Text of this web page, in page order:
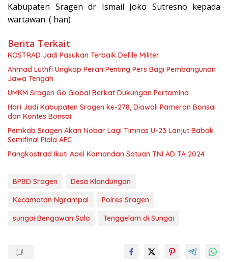
Kabupaten Sragen dr Ismail Joko Sutresno kepada
wartawan. ( han)
Berita Terkait
KOSTRAD Jadi Pasukan Terbaik Defile Militer
Ahmad Luthfi Ungkap Peran Penting Pers Bagi Pembangunan
Jawa Tengah
UMKM Sragen Go Global Berkat Dukungan Pertamina
Hari Jadi Kabupaten Sragen ke-278, Diawali Pameran Bonsai
dan Kontes Bonsai
Pemkab Sragen Akan Nobar Lagi Timnas U-23 Lanjut Babak
Semifinal Piala AFC
Pangkostrad Ikuti Apel Komandan Satuan TNI AD TA 2024
BPBD Sragen
Desa Klandungan
Kecamatan Ngrampal
Polres Sragen
sungai Bengawan Solo
Tenggelam di Sungai